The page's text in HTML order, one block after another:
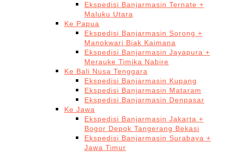
Ekspedisi Banjarmasin Ternate +
Maluku Utara
Ke Papua
Ekspedisi Banjarmasin Sorong +
Manokwari Biak Kaimana
Ekspedisi Banjarmasin Jayapura +
Merauke Timika Nabire
Ke Bali Nusa Tenggara
Ekspedisi Banjarmasin Kupang
Ekspedisi Banjarmasin Mataram
Ekspedisi Banjarmasin Denpasar
Ke Jawa
Ekspedisi Banjarmasin Jakarta +
Bogor Depok Tangerang Bekasi
Ekspedisi Banjarmasin Surabaya +
Jawa Timur